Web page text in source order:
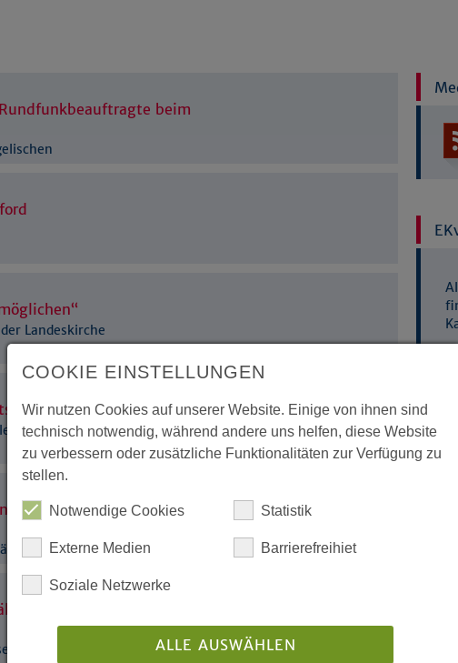
beim
Landeskirche
Schulpreis
aus Gelsenkirchen unter
– Menschen in ihrem Christsein
Kirche wurde in ihr
Kirche nimmt ihren Dienst
in der
COOKIE EINSTELLUNGEN
Wir nutzen Cookies auf unserer Website. Einige von ihnen sind
technisch notwendig, während andere uns helfen, diese Website
zu verbessern oder zusätzliche Funktionalitäten zur Verfügung zu
stellen.
Notwendige Cookies Statistik
Externe Medien Barrierefreihiet
Soziale Netzwerke
ALLE AUSWÄHLEN